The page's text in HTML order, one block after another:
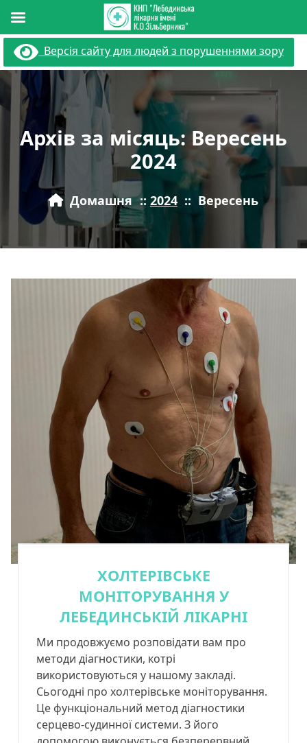
Перейти
вмісту
Версія сайту для людей з порушеннями зору
Архів за місяць: Вересень
2024
Домашня :: 2024:: Вересень
ХОЛТЕРІВСЬКЕ
МОНІТОРУВАННЯ У
ЛЕБЕДИНСЬКІЙ ЛІКАРНІ
Ми продовжуємо розповідати вам про
методи діагностики, котрі
використовуються у нашому закладі.
Сьогодні про холтерівське моніторування.
Це функціональний метод діагностики
серцево-судинної системи. З його